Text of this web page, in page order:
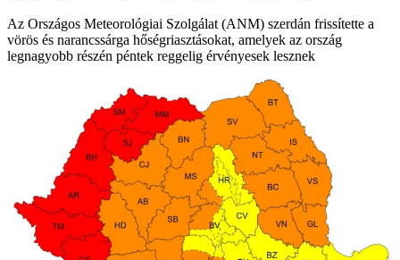
Az Országos Meteorológiai Szolgálat (ANM) szerdán frissítette a
vörös és narancssárga hőségriasztásokat, amelyek az ország
legnagyobb részén péntek reggelig érvényesek lesznek